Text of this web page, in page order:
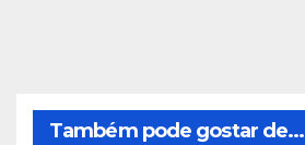
Também pode gostar de...